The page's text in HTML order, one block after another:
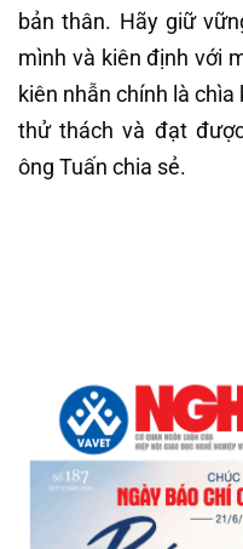
bản thân. Hãy giữ
mình và kiên định với
kiên nhẫn chính là
thử thách và đạt
ông Tuấn chia sẻ.